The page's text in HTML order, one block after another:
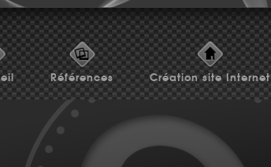
Références Création site Internet